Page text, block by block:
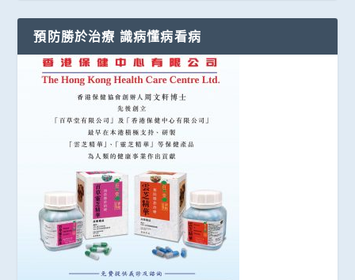
預防勝於治療 識病懂病看病